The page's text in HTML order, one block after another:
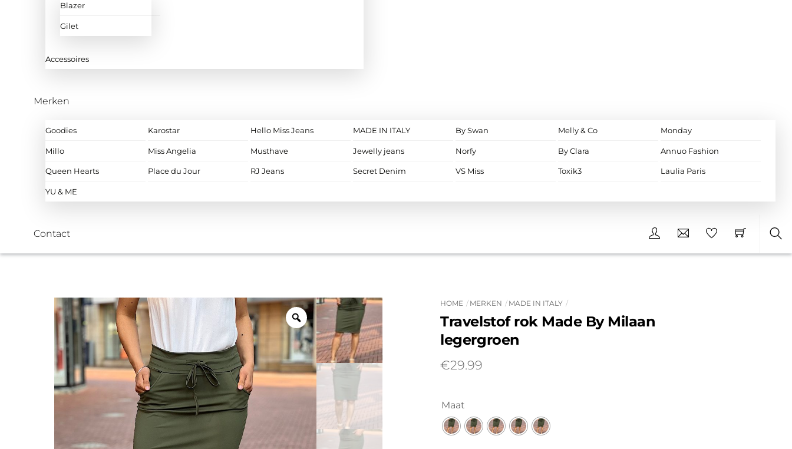
Blazer
Gilet
Accessoires
Merken
Goodies Karostar Hello Miss Jeans MADE IN ITALY By Swan Melly & Co Monday
Millo Miss Angelia Musthave Jewelly jeans Norfy By Clara Annuo Fashion
Queen Hearts Place du Jour RJ Jeans Secret Denim VS Miss Toxik3 Laulia Paris
YU & ME
Contact
HOME MERKEN MADE IN ITALY
Travelstof rok Made By Milaan
legergroen
€29.99
Maat